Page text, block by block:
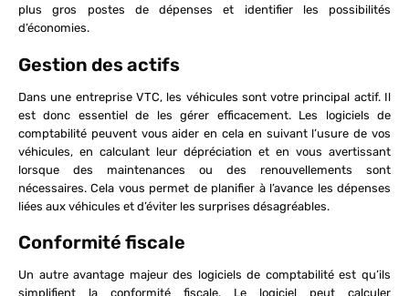
plus gros postes de dépenses et identifier les possibilités
d’économies.
Gestion des actifs
Dans une entreprise VTC, les véhicules sont votre principal actif. Il
est donc essentiel de les gérer efficacement. Les logiciels de
comptabilité peuvent vous aider en cela en suivant l’usure de vos
véhicules, en calculant leur dépréciation et en vous avertissant
lorsque des maintenances ou des renouvellements sont
nécessaires. Cela vous permet de planifier à l’avance les dépenses
liées aux véhicules et d’éviter les surprises désagréables.
Conformité fiscale
Un autre avantage majeur des logiciels de comptabilité est qu’ils
simplifient la conformité fiscale. Le logiciel peut calculer